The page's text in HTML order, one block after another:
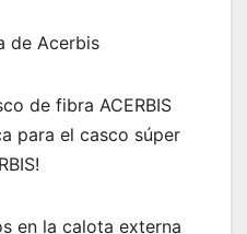
de Acerbis
de fibra ACERBIS
para el casco súper
en la calota externa